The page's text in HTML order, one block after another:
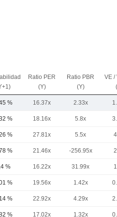
Ratio PER
(Y)
Ratio PBR
(Y)
VE /
% 16.37x 2.33x
% 18.16x 5.8x
% 27.81x 5.5x
% 21.46x -256.95x
% 16.22x 31.99x
% 19.56x 1.42x
% 22.92x 4.29x
% 17.02x 1.32x